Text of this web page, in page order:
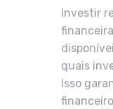
Investir
quais
Isso